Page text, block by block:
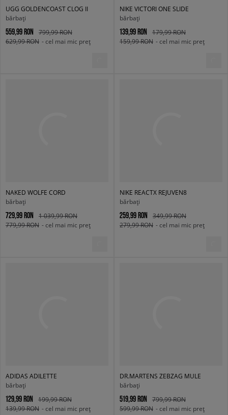
UGG GOLDENCOAST CLOG II
bărbați
559,99 RON
799,99 RON
629,99 RON - cel mai mic preț
NIKE VICTORI ONE SLIDE
bărbați
139,99 RON
179,99 RON
159,99 RON - cel mai mic preț
NAKED WOLFE CORD
bărbați
729,99 RON
1 039,99 RON
779,99 RON - cel mai mic preț
NIKE REACTX REJUVEN8
bărbați
259,99 RON
349,99 RON
279,99 RON - cel mai mic preț
ADIDAS ADILETTE
bărbați
129,99 RON
199,99 RON
139,99 RON - cel mai mic preț
DR.MARTENS ZEBZAG MULE
bărbați
519,99 RON
799,99 RON
599,99 RON - cel mai mic preț